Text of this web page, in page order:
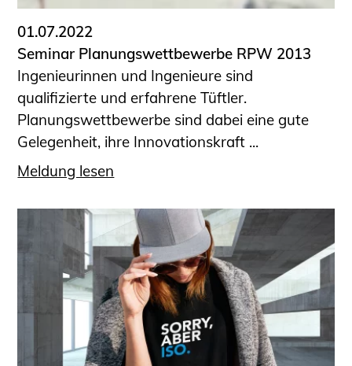
01.07.2022
Seminar Planungswettbewerbe RPW 2013
Ingenieurinnen und Ingenieure sind
qualifizierte und erfahrene Tüftler.
Planungswettbewerbe sind dabei eine gute
Gelegenheit, ihre Innovationskraft ...
Meldung lesen